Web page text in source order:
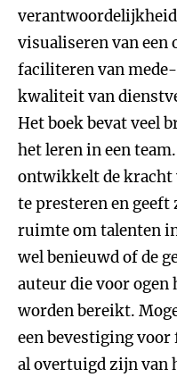
verantwoordelijkheid
visualiseren van
faciliteren van
kwaliteit van
Het boek bevat veel
het leren in een
ontwikkelt de kracht
te presteren en
ruimte om talenten
wel benieuwd of de
auteur die voor ogen
worden bereikt.
een bevestiging
al overtuigd zijn van